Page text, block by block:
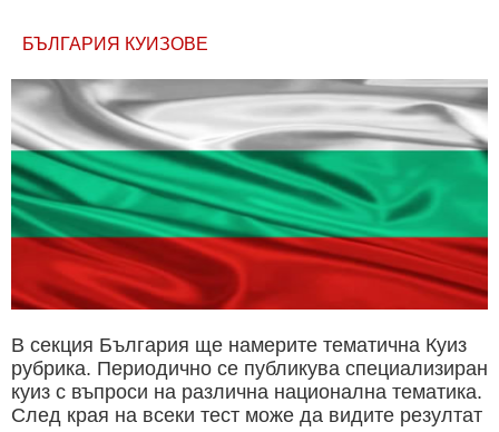
БЪЛГАРИЯ КУИЗОВЕ
В секция България ще намерите тематична Куиз
рубрика. Периодично се публикува специализиран
куиз с въпроси на различна национална тематика.
След края на всеки тест може да видите резултат